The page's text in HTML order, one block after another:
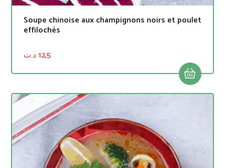
Soupe chinoise aux champignons noirs et poulet
effilochés
12,5د.ت